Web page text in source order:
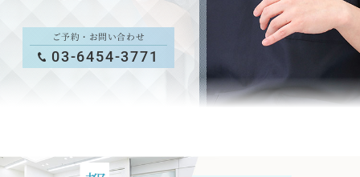
ご予約・お問い合わせ
03-6454-3771